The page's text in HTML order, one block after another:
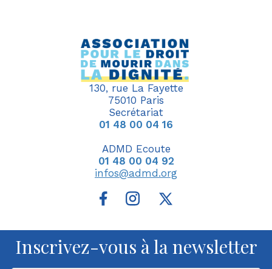
130, rue La Fayette
75010 Paris
Secrétariat
01 48 00 04 16
ADMD Ecoute
01 48 00 04 92
infos@admd.org
Inscrivez-vous à la newsletter